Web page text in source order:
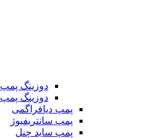
دوزینگ
دوزینگ پمپ
پمپ دیافراگمی
پمپ سانتریفیوژ
پمپ ساید چنل